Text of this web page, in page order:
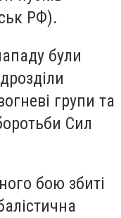
РФ).
були
групи та
Сил
бою збиті